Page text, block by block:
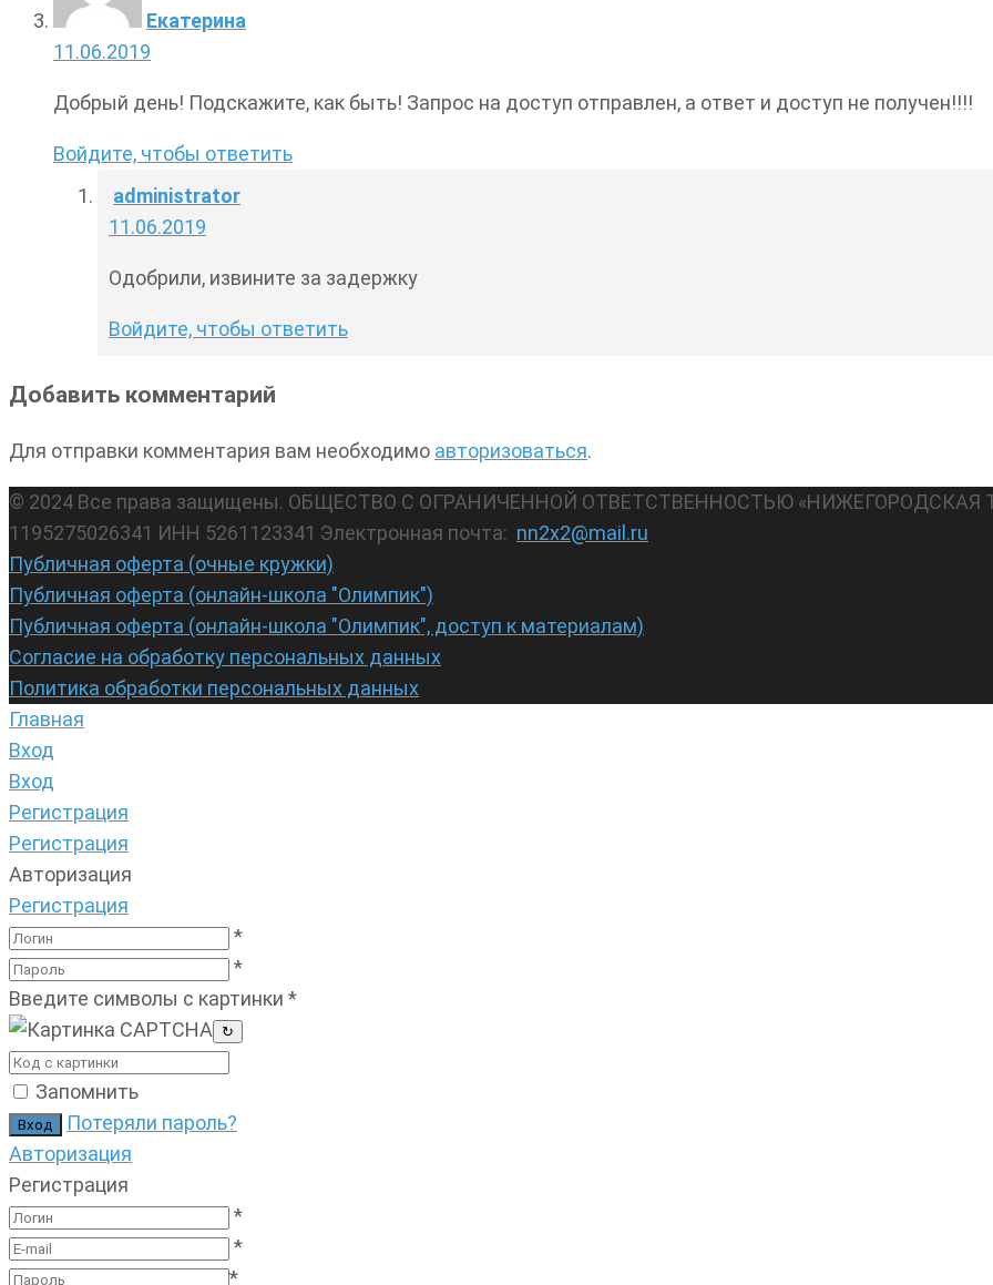
Екатерина
11.06.2019
Добрый день! Подскажите, как быть! Запрос на доступ отправлен, а ответ и доступ не получен!!!!
Войдите, чтобы ответить
administrator
11.06.2019
Одобрили, извините за задержку
Войдите, чтобы ответить
Добавить комментарий
Для отправки комментария вам необходимо авторизоваться.
© 2024 Все права защищены. ОБЩЕСТВО С ОГРАНИЧЕННОЙ ОТВЕТСТВЕННОСТЬЮ «НИЖЕГОРОДСКАЯ
1195275026341 ИНН 5261123341 Электронная почта: nn2x2@mail.ru
Публичная оферта (очные кружки)
Публичная оферта (онлайн-школа "Олимпик")
Публичная оферта (онлайн-школа "Олимпик", доступ к материалам)
Согласие на обработку персональных данных
Политика обработки персональных данных
Главная
Вход
Вход
Регистрация
Регистрация
Авторизация
Регистрация
*
*
Введите символы с картинки *
↻
Запомнить
Потеряли пароль?
Авторизация
Регистрация
*
*
*